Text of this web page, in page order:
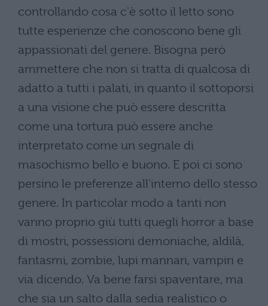
controllando cosa c'è sotto il letto sono
tutte esperienze che conoscono bene gli
appassionati del genere. Bisogna però
ammettere che non si tratta di qualcosa di
adatto a tutti i palati, in quanto il sottoporsi
a una visione che può essere descritta
come una tortura può essere anche
interpretato come un segnale di
masochismo bello e buono. E poi ci sono
persino le preferenze all'interno dello stesso
genere. In particolar modo a tanti non
vanno proprio giù tutti quegli horror a base
di mostri, possessioni demoniache, aldilà,
fantasmi, zombie, lupi mannari, vampiri e
via dicendo. Va bene farsi spaventare, ma
che sia un salto dalla sedia realistico o